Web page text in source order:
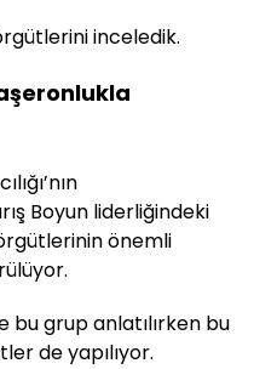
inceledik.
Boyun liderliğindeki
önemli
bu grup anlatılırken bu
de yapılıyor.